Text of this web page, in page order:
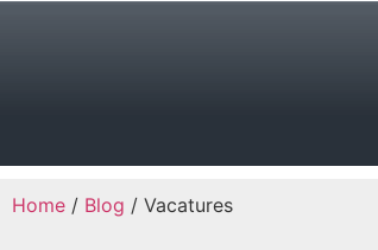
Home / Blog / Vacatures